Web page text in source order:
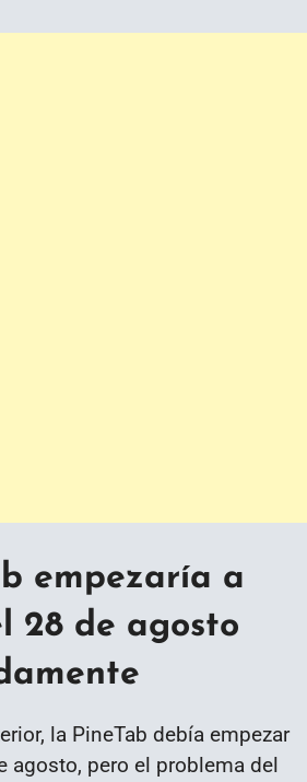
empezaría a
28 de agosto
la PineTab debía empezar
agosto, pero el problema del